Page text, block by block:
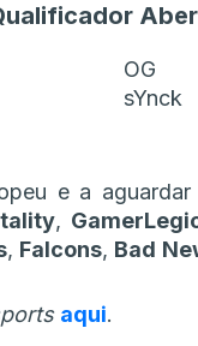
OG
sYnck
e a
,
, Falcons, Bad
aqui.